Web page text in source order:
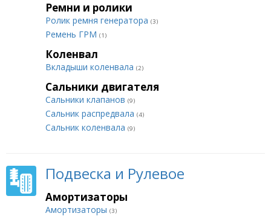
Ремни и ролики
Ролик ремня генератора (3)
Ремень ГРМ (1)
Коленвал
Вкладыши коленвала (2)
Сальники двигателя
Сальники клапанов (9)
Сальник распредвала (4)
Сальник коленвала (9)
Подвеска и Рулевое
Амортизаторы
Амортизаторы (3)